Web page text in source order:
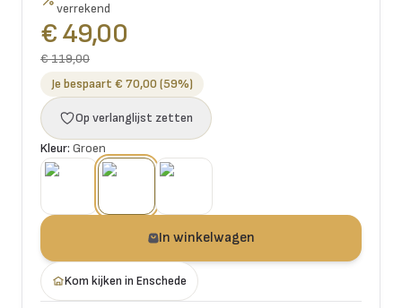
verrekend
€ 49,00
€ 119,00
Je bespaart € 70,00 (59%)
Op verlanglijst zetten
Kleur: Groen
In winkelwagen
Kom kijken in Enschede